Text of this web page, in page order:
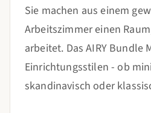
Sie machen aus einem
Arbeitszimmer einen
arbeitet. Das AIRY Bundle
Einrichtungsstilen - ob
skandinavisch oder